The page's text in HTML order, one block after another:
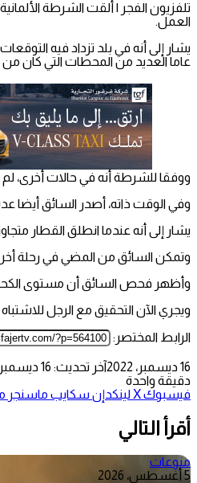
تلفزيون الفجر | ألقت الشرطة
العمل.
عاما العديد من المحطات التي كان
ووفقا للشرطة أنه في حالات أخرى،
وفي الوقت ذاته، أصدر السائق
يشار إلى أنه عندما انطلق القطار
وتمكن السائق من المضي في رحلة
وأظهر فحص السائق أن مستوى الكحول
ويجري الآن التحقيق مع الرجل
الرابط المختصر:
16 ديسمبر، 2022
آخر تحديث: 16 ديسمبر، 2022
دقيقة واحدة
فيسبوك‫Xلينكدإن سكايب ماسنجر
أقرأ التالي
منوعات
5 أغسطس، 2026